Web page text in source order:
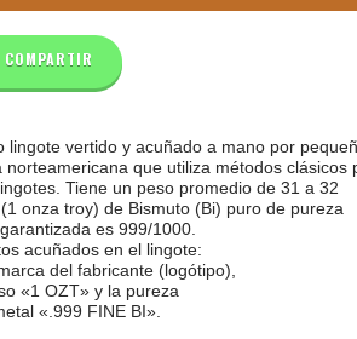
COMPARTIR
lingote vertido y acuñado a mano por
norteamericana que utiliza métodos clásicos
Tiene un peso promedio de 31 a 32
onza troy) de Bismuto (Bi) puro de pureza
es 999/1000.
acuñados en el lingote:
del fabricante (logótipo),
«1 OZT» y la pureza
«.999 FINE BI».